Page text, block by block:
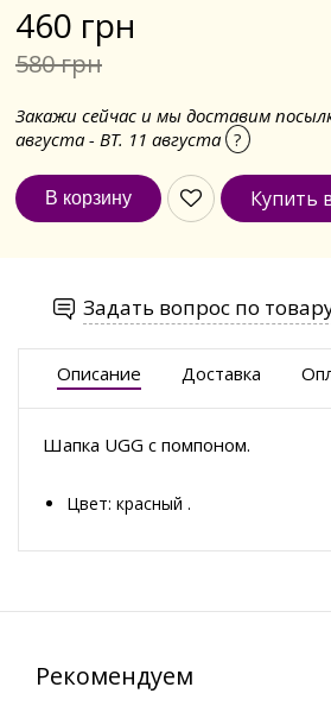
460 грн
580 грн
Закажи сейчас и мы доставим
августа - ВТ. 11 августа ?
Купить
Задать вопрос по
Описание Доставка
Шапка UGG с помпоном.
Цвет: красный .
Рекомендуем